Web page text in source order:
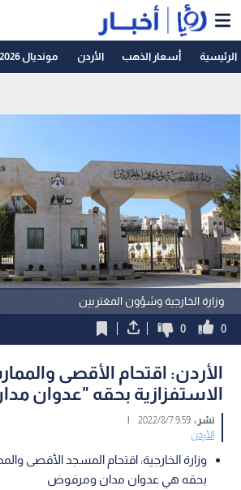
الرئيسية أسعار الذهب الأردن مونديال 2026
وزارة الخارجية وشؤون المغتربين
0
0
الأردن: اقتحام الأقصى
الاستفزازية بحقه "عدوان
نشر :9:59 2022/8/7
|
الأردن
وزارة الخارجية: اقتحام المسجد الأقصى
بحقه هي عدوان مدان ومرفوض